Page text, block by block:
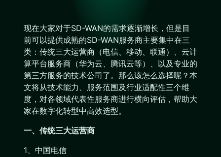
现在大家对于SD-WAN的需求逐渐增长，但是目
前可以提供成熟的SD-WAN服务商主要集中在三
类：传统三大运营商（电信、移动、联通）、云计
算平台服务商（华为云、腾讯云等）、以及专业的
第三方服务的技术公司了。那么该怎么选择呢？本
文将从技术能力、服务范围及行业适配性三个维
度，对各领域代表性服务商进行横向评估，帮助大
家在数字化转型中高效选型。
一、传统三大运营商
1、中国电信